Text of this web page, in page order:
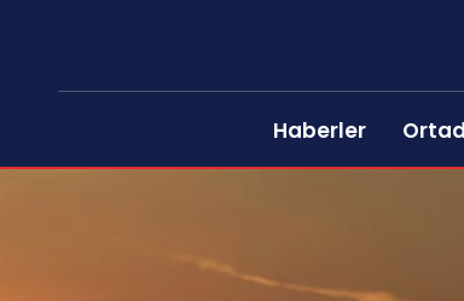
Haberler